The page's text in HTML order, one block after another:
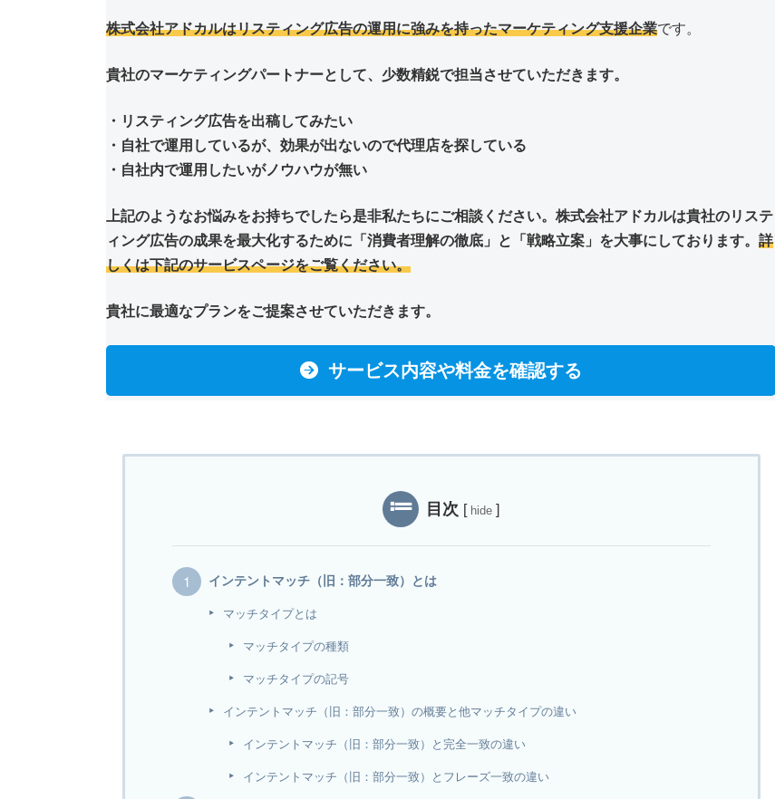
株式会社アドカルはリスティング広告の運用に強みを持ったマーケティング支援企業です。
貴社のマーケティングパートナーとして、少数精鋭で担当させていただきます。
・リスティング広告を出稿してみたい
・自社で運用しているが、効果が出ないので代理店を探している
・自社内で運用したいがノウハウが無い
上記のようなお悩みをお持ちでしたら是非私たちにご相談ください。株式会社アドカルは貴社のリステ
ィング広告の成果を最大化するために「消費者理解の徹底」と「戦略立案」を大事にしております。 詳
しくは下記のサービスページをご覧ください。
貴社に最適なプランをご提案させていただきます。
サービス内容や料金を確認する
目次 [ hide ]
インテントマッチ（旧：部分一致）とは
マッチタイプとは
マッチタイプの種類
マッチタイプの記号
インテントマッチ（旧：部分一致）の概要と他マッチタイプの違い
インテントマッチ（旧：部分一致）と完全一致の違い
インテントマッチ（旧：部分一致）とフレーズ一致の違い